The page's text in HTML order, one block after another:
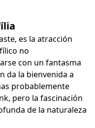
es la atracción
no
con un fantasma
da la bienvenida a
probablemente
pero la fascinación
de la naturaleza